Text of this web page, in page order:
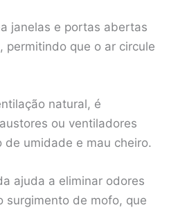
janelas e portas abertas
permitindo que o ar circule
natural, é
ou ventiladores
de umidade e mau cheiro.
ajuda a eliminar odores
surgimento de mofo, que